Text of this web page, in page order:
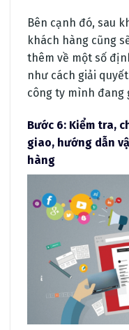
Bên cạnh đó, sau
khách hàng cũng
thêm về một số
như cách giải
công ty mình đang
Bước 6: Kiểm tra,
giao, hướng dẫn
hàng